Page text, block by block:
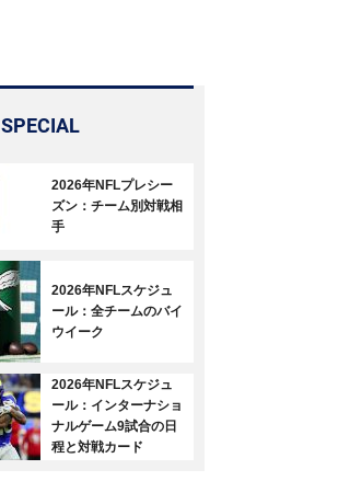
SPECIAL
2026年NFLプレシー
ズン：チーム別対戦相
手
2026年NFLスケジュ
ール：全チームのバイ
ウイーク
2026年NFLスケジュ
ール：インターナショ
ナルゲーム9試合の日
程と対戦カード